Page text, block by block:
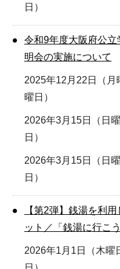
日）
令和9年度大阪府公
明会の実施について
2025年12月22日（
曜日）
2026年3月15日（日
日）
2026年3月15日（日
日）
【第2弾】銭湯を利
ット／「銭湯に行こ
2026年1月1日（木曜